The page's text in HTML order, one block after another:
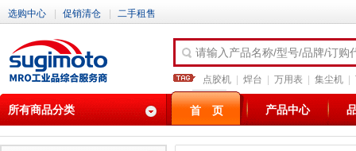
选购中心 促销清仓 二手租售
请输入产品名称/型号/品牌/订购
点胶机 焊台 万用表 集尘机
所有商品分类 首 页 产品中心